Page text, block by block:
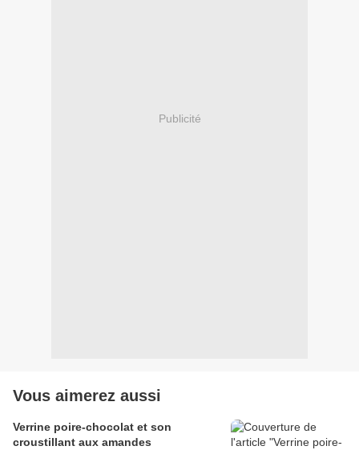
Publicité
Vous aimerez aussi
Verrine poire-chocolat et son
croustillant aux amandes